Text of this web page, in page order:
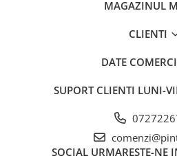
Diverse articole pentru scoala
Cerneala si rezerva pentru stilou
MAGAZINUL
CLIENTI
DATE
SUPORT CLIENTI LUNI-
SOCIAL URMARESTE-NE